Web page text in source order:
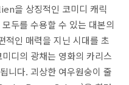
을 상징적인 코미디 캐릭
두를 수용할 수 있는 대본의
적인 매력을 지닌 시대를 초
디의 광채는 영화의 카리스
니다. 괴상한 여우원숭이 줄